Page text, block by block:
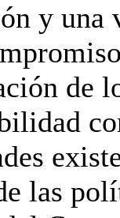
y una
de
las